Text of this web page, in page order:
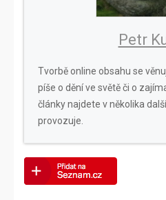
Petr
Tvorbě online obsahu se
píše o dění ve světě či o
články najdete v několika
provozuje.